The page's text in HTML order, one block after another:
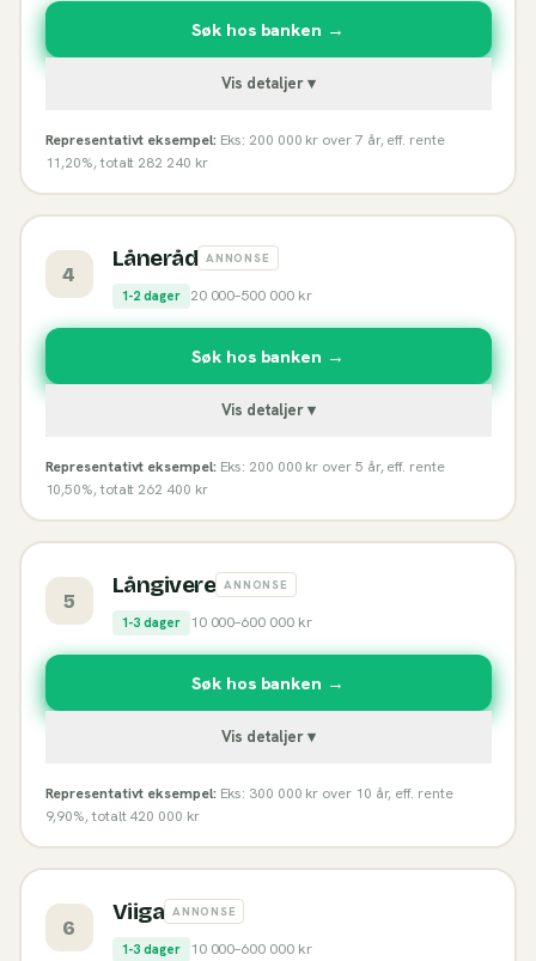
Søk hos banken →
Vis detaljer ▾
Representativt eksempel: Eks: 200 000 kr over 7 år, eff. rente
11,20%, totalt 282 240 kr
4
Låneråd ANNONSE
1-2 dager 20 000–500 000kr
Søk hos banken →
Vis detaljer ▾
Representativt eksempel: Eks: 200 000 kr over 5 år, eff. rente
10,50%, totalt 262 400 kr
5
Långivere ANNONSE
1-3 dager 10 000–600 000kr
Søk hos banken →
Vis detaljer ▾
Representativt eksempel: Eks: 300 000 kr over 10 år, eff. rente
9,90%, totalt 420 000 kr
6
Viiga ANNONSE
1-3 dager 10 000–600 000kr